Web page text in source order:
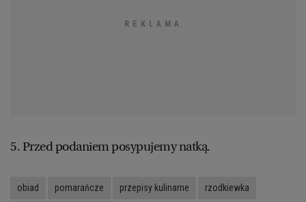
5. Przed podaniem posypujemy natką.
obiad pomarańcze przepisy kulinarne rzodkiewka